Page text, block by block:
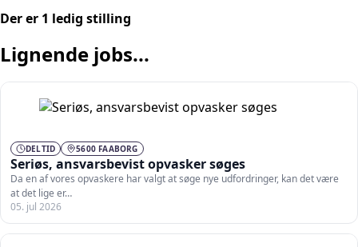
Der er 1 ledig stilling
Lignende jobs...
DELTID 5600 FAABORG
Seriøs, ansvarsbevist opvasker søges
Da en af vores opvaskere har valgt at søge nye udfordringer, kan det være
at det lige er…
05. jul 2026